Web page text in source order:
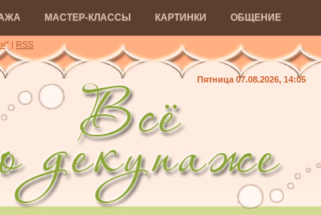
МАСТЕР-КЛАССЫ КАРТИНКИ ОБЩЕНИЕ
" | RSS
Пятница 07.08.2026, 14:05